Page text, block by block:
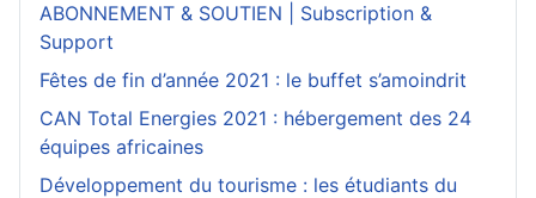
ABONNEMENT & SOUTIEN | Subscription &
Support
Fêtes de fin d’année 2021 : le buffet s’amoindrit
CAN Total Energies 2021 : hébergement des 24
équipes africaines
Développement du tourisme : les étudiants du